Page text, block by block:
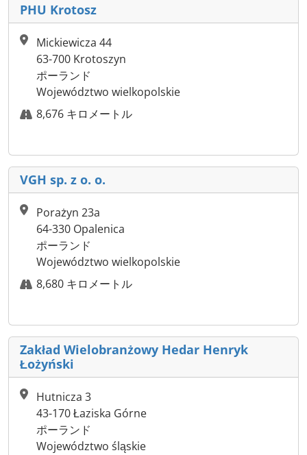
PHU Krotosz
Mickiewicza 44
63-700 Krotoszyn
ポーランド
Województwo wielkopolskie
8,676 キロメートル
VGH sp. z o. o.
Porażyn 23a
64-330 Opalenica
ポーランド
Województwo wielkopolskie
8,680 キロメートル
Zakład Wielobranżowy Hedar Henryk
Łożyński
Hutnicza 3
43-170 Łaziska Górne
ポーランド
Województwo śląskie